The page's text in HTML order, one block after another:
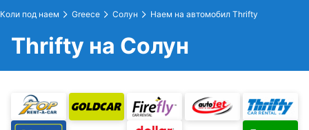
Коли под наем Greece Солун Наем на автомобил Thrifty
Thrifty на Солун